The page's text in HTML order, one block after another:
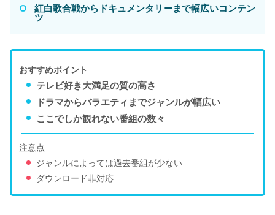
紅白歌合戦からドキュメンタリーまで幅広いコンテン
ツ
おすすめポイント
テレビ好き大満足の質の高さ
ドラマからバラエティまでジャンルが幅広い
ここでしか観れない番組の数々
注意点
ジャンルによっては過去番組が少ない
ダウンロード非対応